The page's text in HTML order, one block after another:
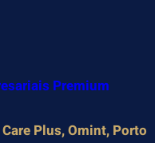
Premium
Plus, Omint, Porto